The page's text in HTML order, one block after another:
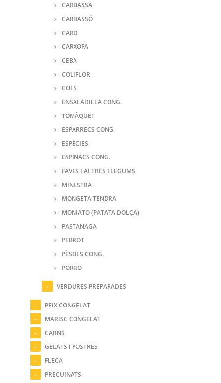
CARBASSA
CARBASSÓ
CARD
CARXOFA
CEBA
COLIFLOR
COLS
ENSALADILLA CONG.
TOMÀQUET
ESPÀRRECS CONG.
ESPÈCIES
ESPINACS CONG.
FAVES I ALTRES LLEGUMS
MINESTRA
MONGETA TENDRA
MONIATO (PATATA DOLÇA)
PASTANAGA
PEBROT
PÈSOLS CONG.
PORRO
VERDURES PREPARADES
PEIX CONGELAT
MARISC CONGELAT
CARNS
GELATS I POSTRES
FLECA
PRECUINATS